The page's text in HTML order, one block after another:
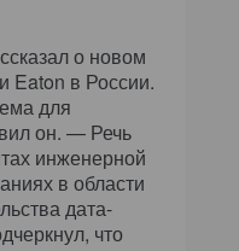
о новом
Eaton в России.
для
он. — Речь
инженерной
в области
дата-
что